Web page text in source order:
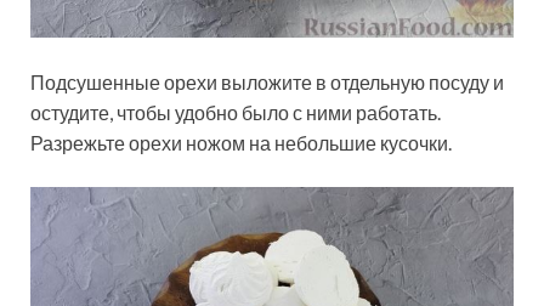
Подсушенные орехи выложите в отдельную посуду и
остудите, чтобы удобно было с ними работать.
Разрежьте орехи ножом на небольшие кусочки.